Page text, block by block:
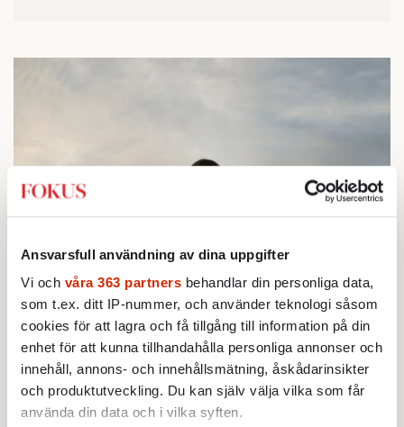
Ansvarsfull användning av dina uppgifter
Vi och våra 363 partners behandlar din personliga data,
som t.ex. ditt IP-nummer, och använder teknologi såsom
cookies för att lagra och få tillgång till information på din
enhet för att kunna tillhandahålla personliga annonser och
innehåll, annons- och innehållsmätning, åskådarinsikter
och produktutveckling. Du kan själv välja vilka som får
använda din data och i vilka syften.